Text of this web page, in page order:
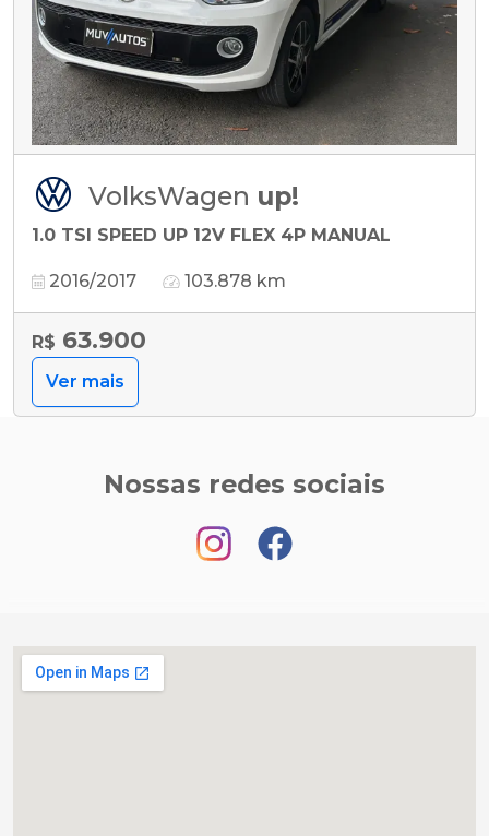
VolksWagen up!
1.0 TSI SPEED UP 12V FLEX 4P MANUAL
2016/2017 103.878 km
R$ 63.900
Ver mais
Nossas redes sociais